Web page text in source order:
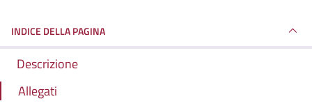
INDICE DELLA PAGINA
Descrizione
Allegati